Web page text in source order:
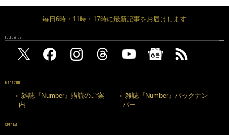
毎日6時・11時・17時に最新記事をお届けします
FOLLOW US
MAGAZINE
雑誌『Number』購読のご案
内
雑誌『Number』バックナン
バー
SPECIAL